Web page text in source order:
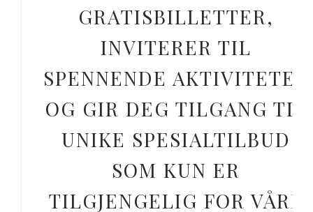
GRATISBILLETTER,
INVITERER TIL
SPENNENDE AKTIVITETER
OG GIR DEG TILGANG TIL
UNIKE SPESIALTILBUD
SOM KUN ER
TILGJENGELIG FOR VÅRE